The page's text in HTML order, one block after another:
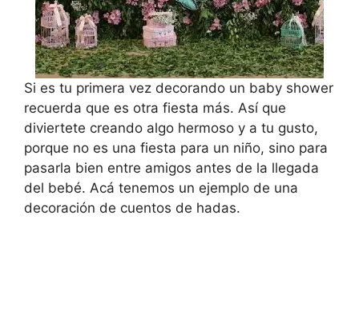
Si es tu primera vez decorando un baby shower
recuerda que es otra fiesta más. Así que
diviertete creando algo hermoso y a tu gusto,
porque no es una fiesta para un niño, sino para
pasarla bien entre amigos antes de la llegada
del bebé. Acá tenemos un ejemplo de una
decoración de cuentos de hadas.